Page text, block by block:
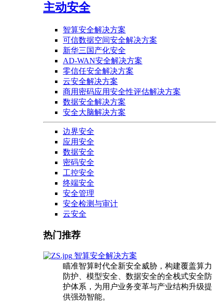
主动安全
智算安全解决方案
可信数据空间安全解决方案
新华三国产化安全
AD-WAN安全解决方案
零信任安全解决方案
云安全解决方案
商用密码应用安全性评估解决方案
数据安全解决方案
安全大脑解决方案
边界安全
应用安全
数据安全
密码安全
工控安全
终端安全
安全管理
安全检测与审计
云安全
热门推荐
智算安全解决方案
瞄准智算时代全新安全威胁，构建覆盖算力
防护、模型安全、数据安全的全栈式安全防
护体系，为用户业务变革与产业结构升级提
供强劲智能。